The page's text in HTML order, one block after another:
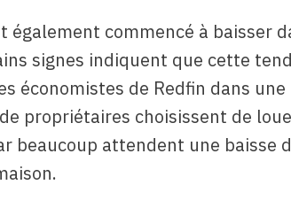
également commencé à baisser
signes indiquent que cette
économistes de Redfin dans
propriétaires choisissent de
beaucoup attendent une baisse